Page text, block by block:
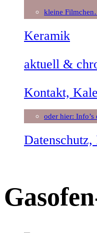
kleine
Keramik
aktuell &
Kontakt,
oder hier: Info’s
Datenschutz,